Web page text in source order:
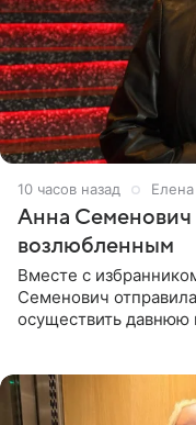
10 часов назад
Анна Семенович
возлюбленным
Вместе с
Семенович
осуществить давнюю